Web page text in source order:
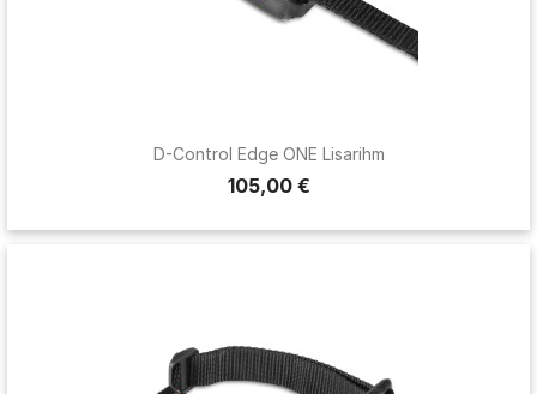
D-Control Edge ONE Lisarihm
105,00 €